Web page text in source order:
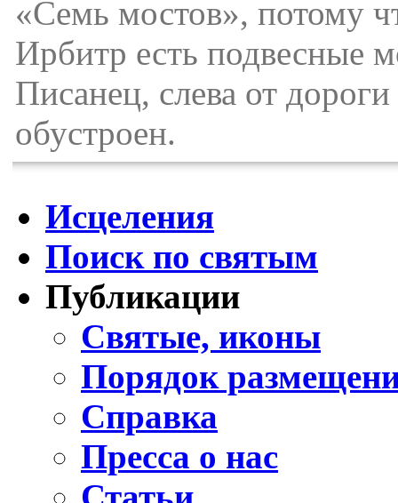
«Семь мостов», потому
Ирбитр есть подвесные
Писанец, слева от
обустроен.
Исцеления
Поиск по святым
Публикации
Святые, иконы
Порядок
Справка
Пресса о нас